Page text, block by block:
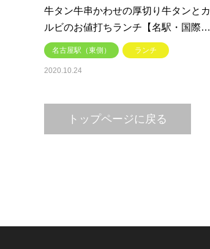
牛タン牛串かわせの厚切り牛タンとカ
ルビのお値打ちランチ【名駅・国際…
名古屋駅（東側） ランチ
2020.10.24
トップページに戻る